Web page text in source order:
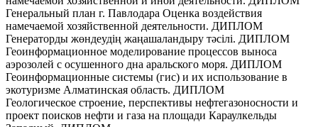
Генеральный план г. Павлодара Оценка воздействия
намечаемой хозяйственной деятельности. ДИПЛОМ
Генераторды жөндеудің жаңашаландыру тәсілі. ДИПЛОМ
Геоинформационное моделирование процессов выноса
аэрозолей с осушенного дна аральского моря. ДИПЛОМ
Геоинформационные системы (гис) и их использование в
экотуризме Алматинская область. ДИПЛОМ
Геологическое строение, перспективы нефтегазоносности и
проект поисков нефти и газа на площади Караулкельды